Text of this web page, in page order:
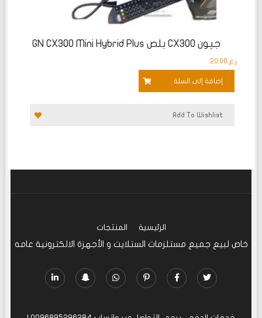
جيون CX300 بلص GN CX300 Mini Hybrid Plus
ر.ع. 20.00
إضافة إلى السلة
Add To Wishlist
الرئيسية المنتجات
خاص لبيع جميع مستلزمات الستلايت و الأجهزة الالكترونية عامه